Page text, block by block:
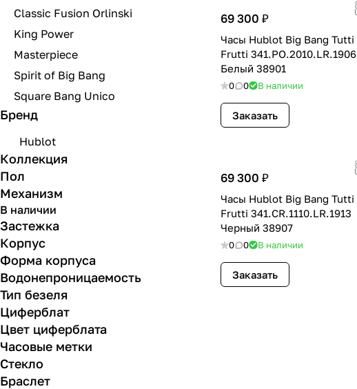
69 300 ₽
Часы Hublot Big Bang Tutti
Frutti 341.PO.2010.LR.1906
Белый 38901
0 0 В наличии
Заказать
69 300 ₽
Часы Hublot Big Bang Tutti
Frutti 341.CR.1110.LR.1913
Черный 38907
0 0 В наличии
Заказать
Classic Fusion Orlinski
King Power
Masterpiece
Spirit of Big Bang
Square Bang Unico
Бренд
Hublot
Коллекция
Пол
Механизм
В наличии
Застежка
Корпус
Форма корпуса
Водонепроницаемость
Тип безеля
Циферблат
Цвет циферблата
Часовые метки
Стекло
Браслет